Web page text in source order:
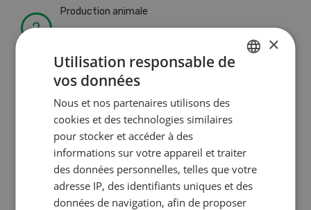
Production animale
L’aide du vétérinaire: «Que
faire en cas de diarrhée
chez les chèvres ? »
Production végétale
Couverts végétaux:
objectifs clairs, bénéfices
durables
×
Utilisation responsable de
vos données
Nous et nos partenaires utilisons des
cookies et des technologies similaires
pour stocker et accéder à des
informations sur votre appareil et traiter
des données personnelles, telles que votre
adresse IP, des identifiants uniques et des
données de navigation, afin de proposer